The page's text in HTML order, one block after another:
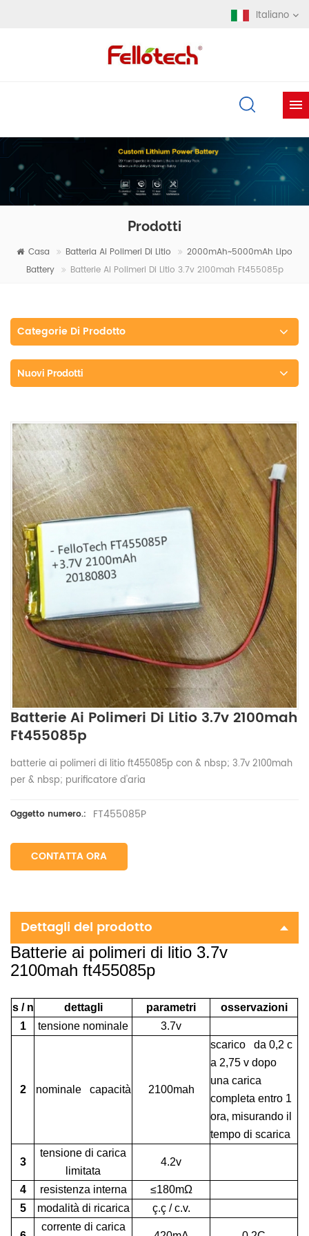
Italiano
Prodotti
Casa Batteria Ai Polimeri Di Litio
2000mAh~5000mAh Lipo
Battery
Batterie Ai Polimeri Di Litio 3.7v 2100mah Ft455085p
Categorie Di Prodotto
Nuovi Prodotti
Batterie Ai Polimeri Di Litio 3.7v 2100mah
Ft455085p
batterie ai polimeri di litio ft455085p con & nbsp; 3.7v 2100mah
per & nbsp; purificatore d'aria
Oggetto numero.: FT455085P
CONTATTA ORA
Dettagli del prodotto
Batterie ai polimeri di litio 3.7v
2100mah ft455085p
s / n dettagli parametri
osservazioni
1
tensione nominale 3.7v
2 nominale capacità 2100mah
scarico da 0,2 c
a 2,75 v dopo
una carica
completa entro 1
ora, misurando il
tempo di scarica
3
tensione di carica
limitata
4.2v
4 resistenza interna
≤180mΩ
5
modalità di ricarica ç.ç / c.v.
corrente di carica